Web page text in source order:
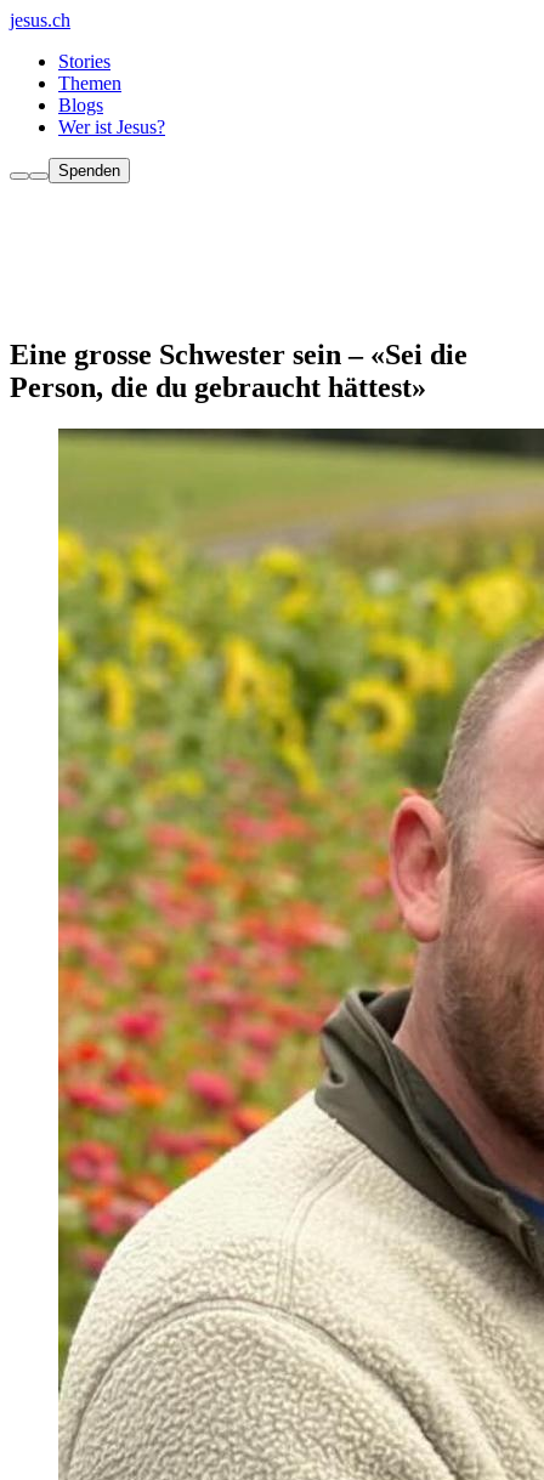
jesus.ch
Stories
Themen
Blogs
Wer ist Jesus?
Spenden
Eine grosse Schwester sein – «Sei die
Person, die du gebraucht hättest»